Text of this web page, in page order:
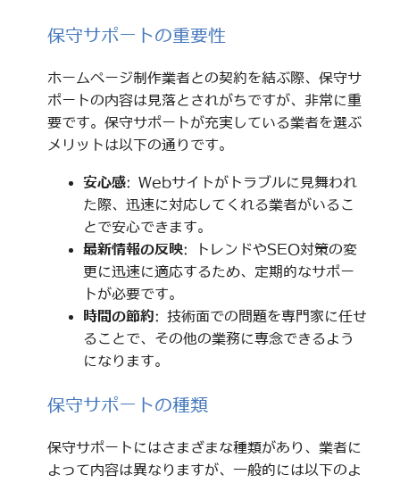
保守サポートの重要性
ホームページ制作業者との契約を結ぶ際、保守サ
ポートの内容は見落とされがちですが、非常に重
要です。保守サポートが充実している業者を選ぶ
メリットは以下の通りです。
安心感: Webサイトがトラブルに見舞われ
た際、迅速に対応してくれる業者がいるこ
とで安心できます。
最新情報の反映: トレンドやSEO対策の変
更に迅速に適応するため、定期的なサポー
トが必要です。
時間の節約: 技術面での問題を専門家に任せ
ることで、その他の業務に専念できるよう
になります。
保守サポートの種類
保守サポートにはさまざまな種類があり、業者に
よって内容は異なりますが、一般的には以下のよ